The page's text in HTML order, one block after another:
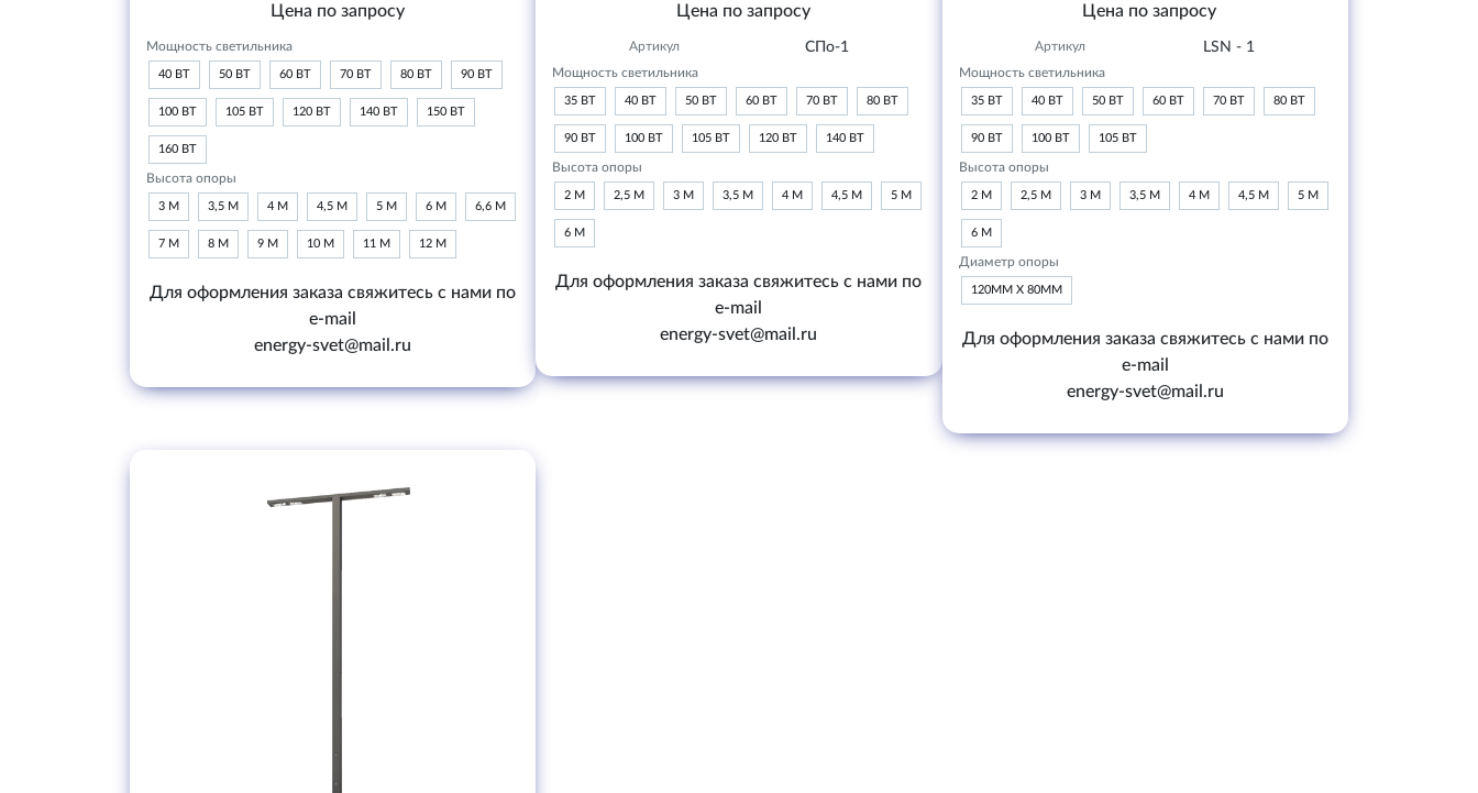
Цена по запросу
Мощность светильника
40 ВТ 50 ВТ 60 ВТ 70 ВТ 80 ВТ 90 ВТ
100 ВТ 105 ВТ 120 ВТ 140 ВТ 150 ВТ
160 ВТ
Высота опоры
3 М 3,5 М 4 М 4,5 М 5 М 6 М 6,6 М
7 М 8 М 9 М 10 М 11 М 12 М
Для оформления заказа свяжитесь с нами по
e-mail
energy-svet@mail.ru
Цена по запросу
Артикул СПо-1
Мощность светильника
35 ВТ 40 ВТ 50 ВТ 60 ВТ 70 ВТ 80 ВТ
90 ВТ 100 ВТ 105 ВТ 120 ВТ 140 ВТ
Высота опоры
2 М 2,5 М 3 М 3,5 М 4 М 4,5 М 5 М
6 М
Для оформления заказа свяжитесь с нами по
e-mail
energy-svet@mail.ru
Цена по запросу
Артикул LSN - 1
Мощность светильника
35 ВТ 40 ВТ 50 ВТ 60 ВТ 70 ВТ 80 ВТ
90 ВТ 100 ВТ 105 ВТ
Высота опоры
2 М 2,5 М 3 М 3,5 М 4 М 4,5 М 5 М
6 М
Диаметр опоры
120ММ Х 80ММ
Для оформления заказа свяжитесь с нами по
e-mail
energy-svet@mail.ru